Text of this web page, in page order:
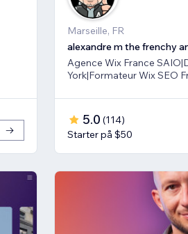
Marseille, FR
alexandre m the frenchy
Agence Wix France
York|Formateur Wix SEO
5.0 (114)
Starter på $50